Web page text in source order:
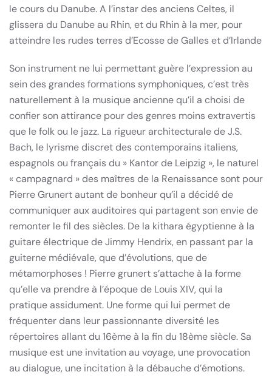
le cours du Danube. A l’instar des anciens Celtes, il
glissera du Danube au Rhin, et du Rhin à la mer, pour
atteindre les rudes terres d’Ecosse de Galles et d’Irlande
Son instrument ne lui permettant guère l’expression au
sein des grandes formations symphoniques, c’est très
naturellement à la musique ancienne qu’il a choisi de
confier son attirance pour des genres moins extravertis
que le folk ou le jazz. La rigueur architecturale de J.S.
Bach, le lyrisme discret des contemporains italiens,
espagnols ou français du » Kantor de Leipzig », le naturel
« campagnard » des maîtres de la Renaissance sont pour
Pierre Grunert autant de bonheur qu’il a décidé de
communiquer aux auditoires qui partagent son envie de
remonter le fil des siècles. De la kithara égyptienne à la
guitare électrique de Jimmy Hendrix, en passant par la
guiterne médiévale, que d’évolutions, que de
métamorphoses ! Pierre grunert s’attache à la forme
qu’elle va prendre à l’époque de Louis XIV, qui la
pratique assidument. Une forme qui lui permet de
fréquenter dans leur passionnante diversité les
répertoires allant du 16ème à la fin du 18ème siècle. Sa
musique est une invitation au voyage, une provocation
au dialogue, une incitation à la débauche d’émotions.